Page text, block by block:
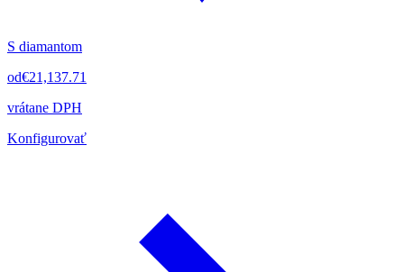
S diamantom
od€21,137.71
vrátane DPH
Konfigurovať